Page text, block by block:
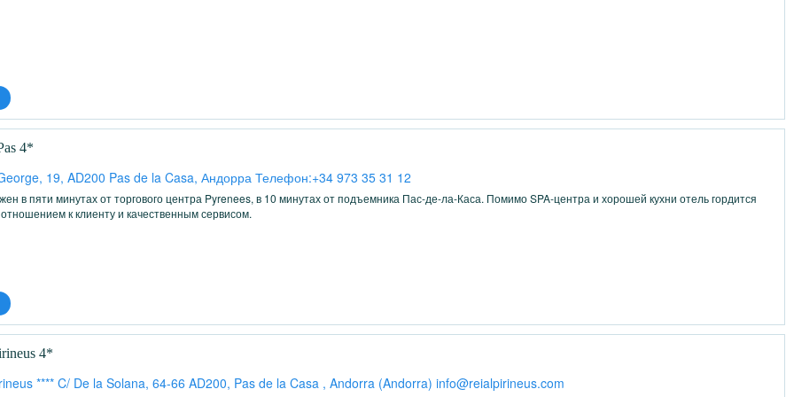
4*
19, AD200 Pas de la Casa, Андорра Телефон:+34 973 35 31 12
в пяти минутах от торгового центра Pyrenees, в 10 минутах от подъемника Пас-де-ла-Каса. Помимо SPA-центра и хорошей кухни отель гордится
к клиенту и качественным сервисом.
4*
**** C/ De la Solana, 64-66 AD200, Pas de la Casa , Andorra (Andorra) info@reialpirineus.com